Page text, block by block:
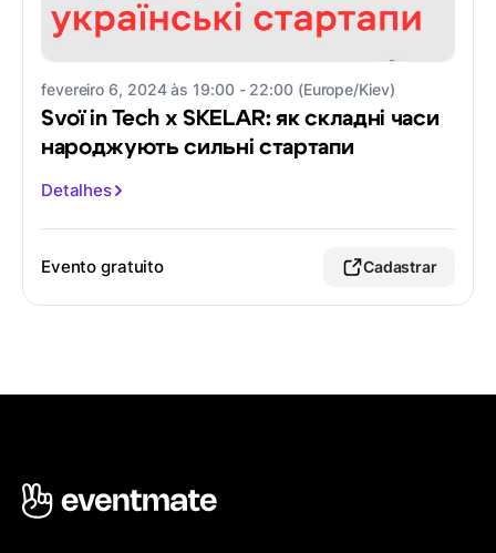
fevereiro 6, 2024 às 19:00 - 22:00 (Europe/Kiev)
Svoï in Tech x SKELAR: як складні часи
народжують сильні стартапи
Detalhes
Evento gratuito Cadastrar